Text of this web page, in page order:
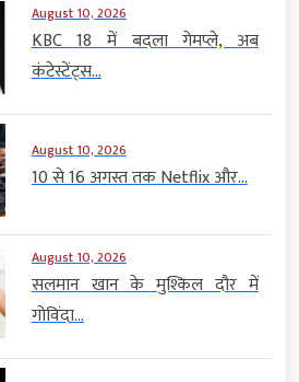
August 10, 2026
KBC 18 में बदला गेमप्ले, अब
कंटेस्टेंट्स...
August 10, 2026
10 से 16 अगस्त तक Netflix और...
August 10, 2026
सलमान खान के मुश्किल दौर में
गोविंदा...